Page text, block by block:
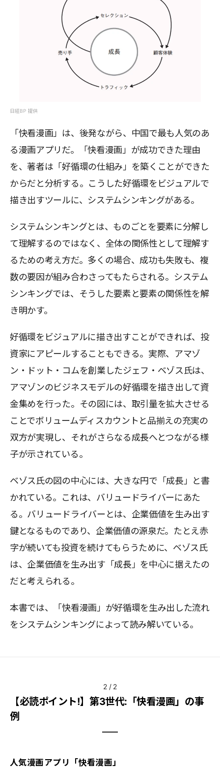
日経BP 提供
「快看漫画」は、後発ながら、中国で最も人気のあ
る漫画アプリだ。「快看漫画」が成功できた理由
を、著者は「好循環の仕組み」を築くことができた
からだと分析する。こうした好循環をビジュアルで
描き出すツールに、システムシンキングがある。
システムシンキングとは、ものごとを要素に分解し
て理解するのではなく、全体の関係性として理解す
るための考え方だ。多くの場合、成功も失敗も、複
数の要因が組み合わさってもたらされる。システム
シンキングでは、そうした要素と要素の関係性を解
き明かす。
好循環をビジュアルに描き出すことができれば、投
資家にアピールすることもできる。実際、アマゾ
ン・ドット・コムを創業したジェフ・ベゾス氏は、
アマゾンのビジネスモデルの好循環を描き出して資
金集めを行った。その図には、取引量を拡大させる
ことでボリュームディスカウントと品揃えの充実の
双方が実現し、それがさらなる成長へとつながる様
子が示されている。
ベゾス氏の図の中心には、大きな円で「成長」と書
かれている。これは、バリュードライバーにあた
る。バリュードライバーとは、企業価値を生み出す
鍵となるものであり、企業価値の源泉だ。たとえ赤
字が続いても投資を続けてもらうために、ベゾス氏
は、企業価値を生み出す「成長」を中心に据えたの
だと考えられる。
本書では、「快看漫画」が好循環を生み出した流れ
をシステムシンキングによって読み解いている。
2/ 2
【必読ポイント!】第3世代:「快看漫画」の事
例
人気漫画アプリ「快看漫画」